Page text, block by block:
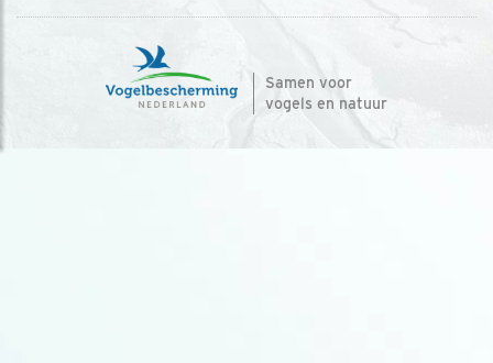
Samen voor
vogels en natuur